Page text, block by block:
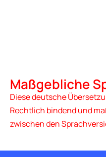
Maßgebliche
Diese deutsche
Rechtlich bindend und
zwischen den